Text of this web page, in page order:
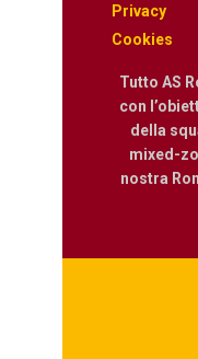
Privacy
Cookies
Tutto AS
con
della
mixed-
nostra